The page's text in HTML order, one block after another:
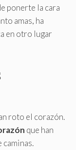
ponerte la cara
amas, ha
en otro lugar
roto el corazón.
que han
caminas.